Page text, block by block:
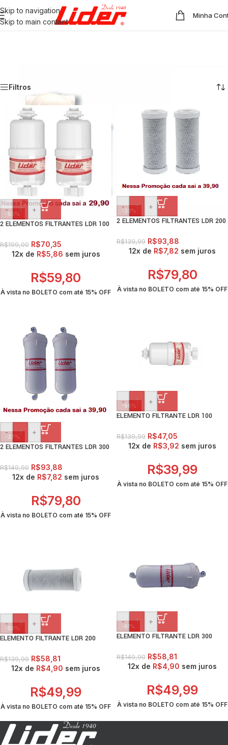
Skip to navigation
Skip to main content
Minha
Filtros
-65%
- +
2 ELEMENTOS FILTRANTES LDR 100
R$199,00 R$70,35
12x de R$5,86 sem juros
R$59,80
À vista no BOLETO com até 15% OFF
-33%
- +
2 ELEMENTOS FILTRANTES LDR 200
R$139,99 R$93,88
12x de R$7,82 sem juros
R$79,80
À vista no BOLETO com até 15% OFF
-37%
- +
2 ELEMENTOS FILTRANTES LDR 300
R$149,90 R$93,88
12x de R$7,82 sem juros
R$79,80
À vista no BOLETO com até 15% OFF
-66%
- +
ELEMENTO FILTRANTE LDR 100
R$139,99 R$47,05
12x de R$3,92 sem juros
R$39,99
À vista no BOLETO com até 15% OFF
-58%
- +
ELEMENTO FILTRANTE LDR 200
R$139,99 R$58,81
12x de R$4,90 sem juros
R$49,99
À vista no BOLETO com até 15% OFF
-61%
- +
ELEMENTO FILTRANTE LDR 300
R$149,90 R$58,81
12x de R$4,90 sem juros
R$49,99
À vista no BOLETO com até 15% OFF